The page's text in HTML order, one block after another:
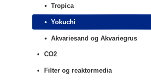
Tropica
Yokuchi
Akvariesand og Akvariegrus
CO2
Filter og reaktormedia